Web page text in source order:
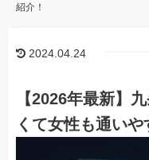
紹介！
2024.04.24
【2026年最新】
くて女性も通いや